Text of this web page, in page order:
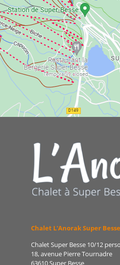
Chalet L'Anorak Super Besse
Chalet Super Besse 10/12
18, avenue Pierre Tournadre
63610 Super Besse